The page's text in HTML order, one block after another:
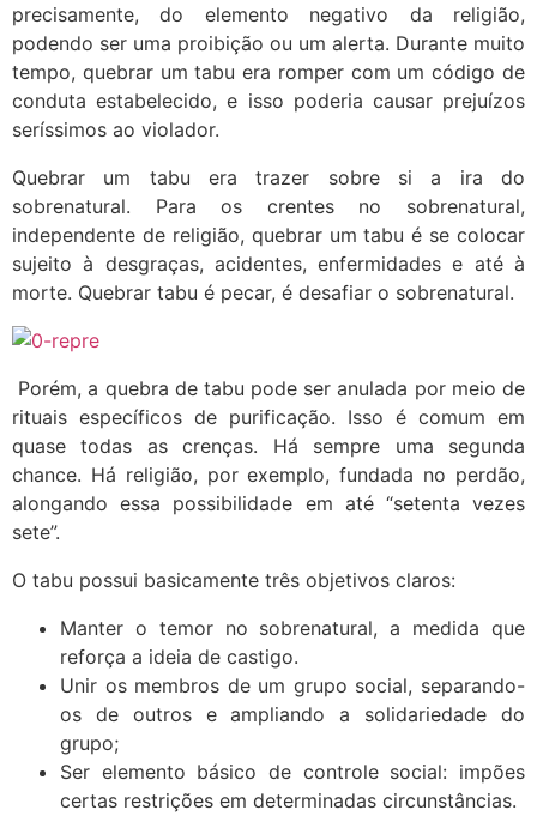
precisamente, do elemento negativo da religião,
podendo ser uma proibição ou um alerta. Durante muito
tempo, quebrar um tabu era romper com um código de
conduta estabelecido, e isso poderia causar prejuízos
seríssimos ao violador.
Quebrar um tabu era trazer sobre si a ira do
sobrenatural. Para os crentes no sobrenatural,
independente de religião, quebrar um tabu é se colocar
sujeito à desgraças, acidentes, enfermidades e até à
morte. Quebrar tabu é pecar, é desafiar o sobrenatural.
Porém, a quebra de tabu pode ser anulada por meio de
rituais específicos de purificação. Isso é comum em
quase todas as crenças. Há sempre uma segunda
chance. Há religião, por exemplo, fundada no perdão,
alongando essa possibilidade em até “setenta vezes
sete”.
O tabu possui basicamente três objetivos claros:
Manter o temor no sobrenatural, a medida que
reforça a ideia de castigo.
Unir os membros de um grupo social, separando-
os de outros e ampliando a solidariedade do
grupo;
Ser elemento básico de controle social: impões
certas restrições em determinadas circunstâncias.